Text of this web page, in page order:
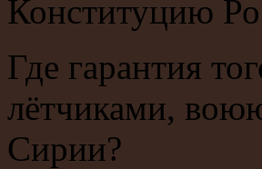
Конституцию
Где гарантия
лётчиками,
Сирии?